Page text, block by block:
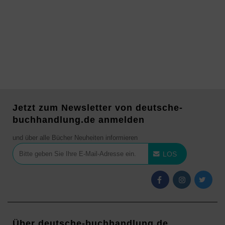
Jetzt zum Newsletter von deutsche-
buchhandlung.de anmelden
und über alle Bücher Neuheiten informieren
LOS